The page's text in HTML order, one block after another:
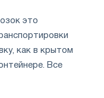
это
как в крытом
Все